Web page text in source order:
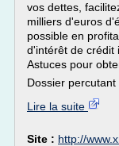
vos dettes,
milliers d'euros
possible en
d'intérêt de crédit
Astuces pour
Dossier percutant
Lire la suite
Site : http://